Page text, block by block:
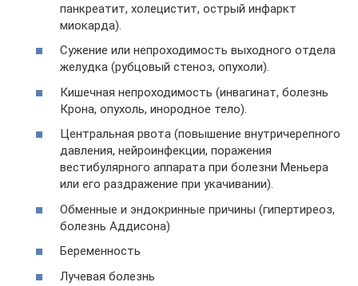
панкреатит, холецистит, острый инфаркт
миокарда).
Сужение или непроходимость выходного отдела
желудка (рубцовый стеноз, опухоли).
Кишечная непроходимость (инвагинат, болезнь
Крона, опухоль, инородное тело).
Центральная рвота (повышение внутричерепного
давления, нейроинфекции, поражения
вестибулярного аппарата при болезни Меньера
или его раздражение при укачивании).
Обменные и эндокринные причины (гипертиреоз,
болезнь Аддисона)
Беременность
Лучевая болезнь